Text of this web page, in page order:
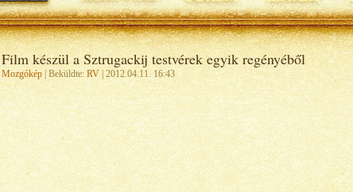
Film készül a Sztrugackij testvérek egyik regényéből
Mozgókép| Beküldte: RV| 2012.04.11. 16:43